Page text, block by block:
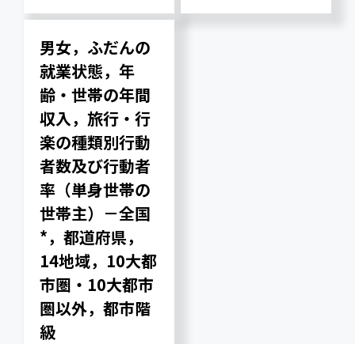
男女，ふだんの
就業状態，年
齢・世帯の年間
収入，旅行・行
楽の種類別行動
者数及び行動者
率（単身世帯の
世帯主）－全国
*，都道府県，
14地域，10大都
市圏・10大都市
圏以外，都市階
級